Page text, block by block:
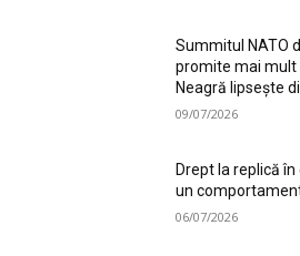
Summitul NATO
promite mai mult
Neagră lipsește
09/07/2026
Drept la replică
un
06/07/2026